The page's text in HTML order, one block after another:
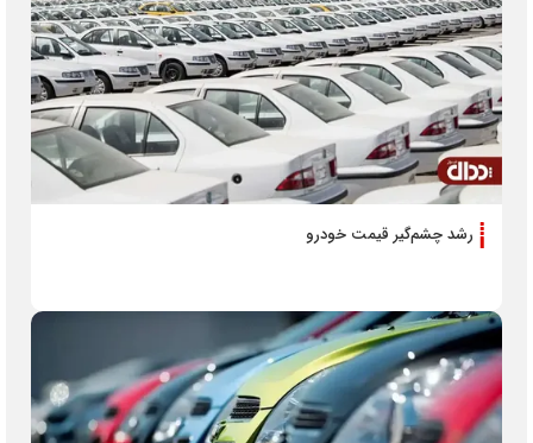
رشد چشم‌گیر قیمت خودرو